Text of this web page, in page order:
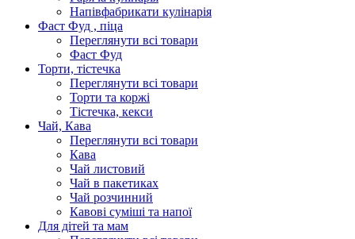
Напівфабрикати кулінарія
Фаст Фуд , піца
Переглянути всі товари
Фаст Фуд
Торти, тістечка
Переглянути всі товари
Торти та коржі
Тістечка, кекси
Чай, Кава
Переглянути всі товари
Кава
Чай листовий
Чай в пакетиках
Чай розчинний
Кавові суміші та напої
Для дітей та мам